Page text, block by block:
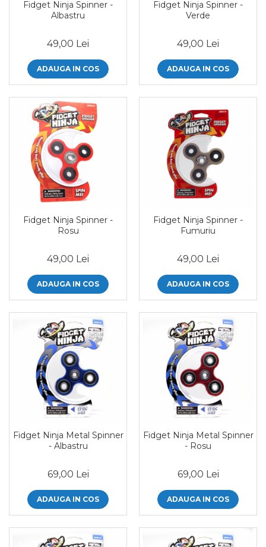
Fidget Ninja Spinner -
Albastru
49,00 Lei
ADAUGA IN COS
Fidget Ninja Spinner -
Verde
49,00 Lei
ADAUGA IN COS
Fidget Ninja Spinner -
Rosu
49,00 Lei
ADAUGA IN COS
Fidget Ninja Spinner -
Fumuriu
49,00 Lei
ADAUGA IN COS
Fidget Ninja Metal Spinner
- Albastru
69,00 Lei
ADAUGA IN COS
Fidget Ninja Metal Spinner
- Rosu
69,00 Lei
ADAUGA IN COS